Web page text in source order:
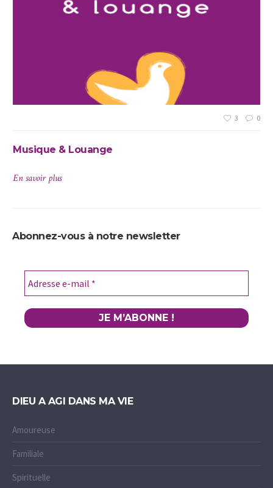
3 0
Musique & Louange
En savoir plus
Abonnez-vous à notre newsletter
DIEU A AGI DANS MA VIE
Amoureuse
Familiale
Spirituelle